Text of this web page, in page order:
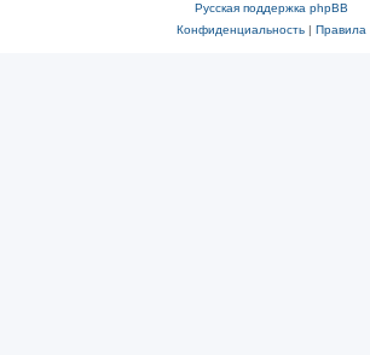
Русская поддержка phpBB
Конфиденциальность| Правила